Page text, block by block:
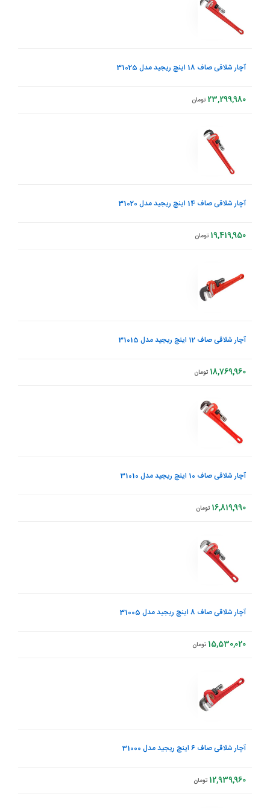
آچار شلاقی صاف 18 اینچ ریجید مدل 31025
23,299,980 تومان
آچار شلاقی صاف 14 اینچ ریجید مدل 31020
19,419,950 تومان
آچار شلاقی صاف 12 اینچ ریجید مدل 31015
18,769,960 تومان
آچار شلاقی صاف 10 اینچ ریجید مدل 31010
16,819,990 تومان
آچار شلاقی صاف 8 اینچ ریجید مدل 31005
15,530,020 تومان
آچار شلاقی صاف 6 اینچ ریجید مدل 31000
12,939,960 تومان